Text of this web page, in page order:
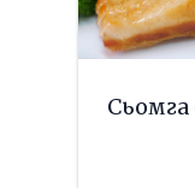
Сьомга